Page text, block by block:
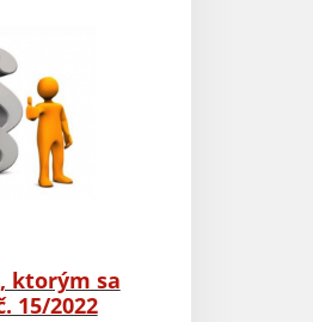
ktorým sa
15/2022